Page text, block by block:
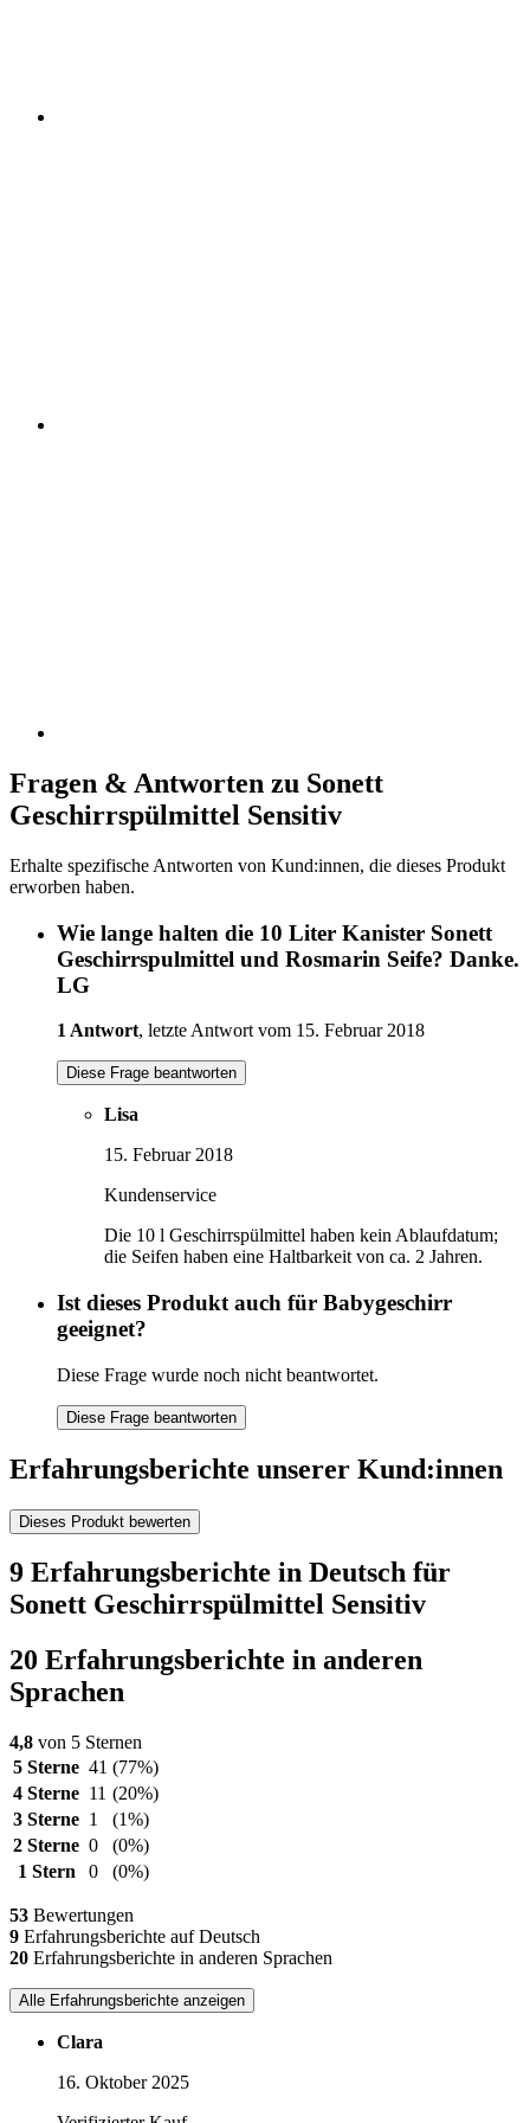
Fragen & Antworten zu Sonett
Geschirrspülmittel Sensitiv
Erhalte spezifische Antworten von Kund:innen, die dieses Produkt
erworben haben.
Wie lange halten die 10 Liter Kanister Sonett
Geschirrspulmittel und Rosmarin Seife? Danke.
LG
1 Antwort, letzte Antwort vom 15. Februar 2018
Diese Frage beantworten
Lisa
15. Februar 2018
Kundenservice
Die 10 l Geschirrspülmittel haben kein Ablaufdatum;
die Seifen haben eine Haltbarkeit von ca. 2 Jahren.
Ist dieses Produkt auch für Babygeschirr
geeignet?
Diese Frage wurde noch nicht beantwortet.
Diese Frage beantworten
Erfahrungsberichte unserer Kund:innen
Dieses Produkt bewerten
9 Erfahrungsberichte in Deutsch für
Sonett Geschirrspülmittel Sensitiv
20 Erfahrungsberichte in anderen
Sprachen
4,8 von 5 Sternen
5 Sterne 41 (77%)
4 Sterne 11 (20%)
3 Sterne 1
(1%)
2 Sterne 0
(0%)
1 Stern
0 (0%)
53 Bewertungen
9 Erfahrungsberichte auf Deutsch
20 Erfahrungsberichte in anderen Sprachen
Alle Erfahrungsberichte anzeigen
Clara
16. Oktober 2025